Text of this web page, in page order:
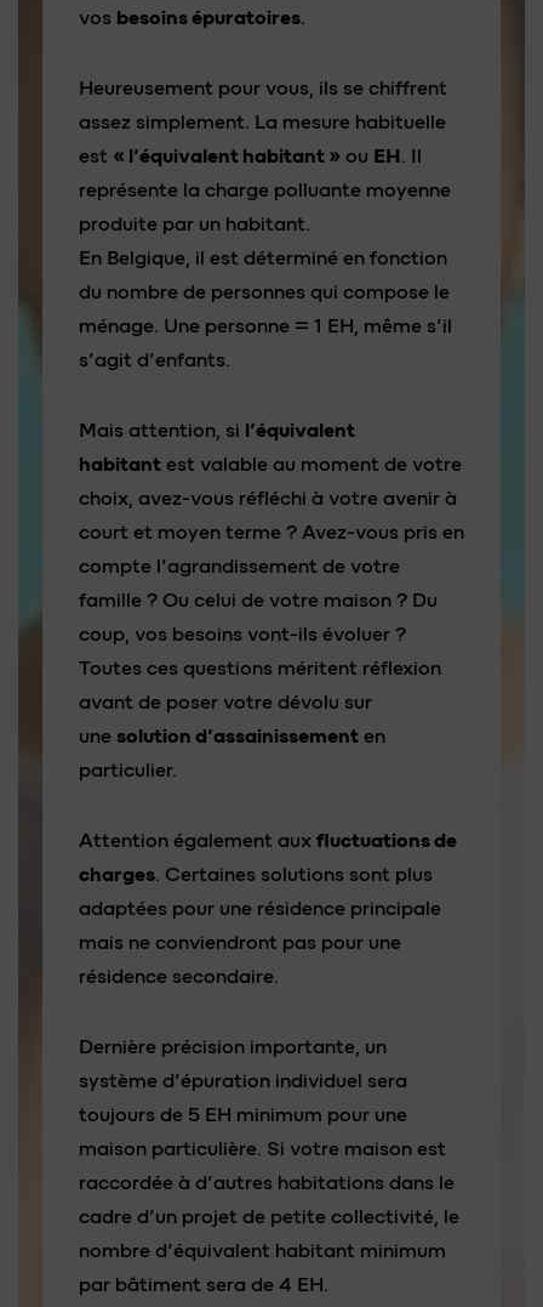
vos besoins épuratoires.
Heureusement pour vous, ils se chiffrent
assez simplement. La mesure habituelle
est « l’équivalent habitant » ou EH. Il
représente la charge polluante moyenne
produite par un habitant.
En Belgique, il est déterminé en fonction
du nombre de personnes qui compose le
ménage. Une personne = 1 EH, même s’il
s’agit d’enfants.
Mais attention, si l’équivalent
habitant est valable au moment de votre
choix, avez-vous réfléchi à votre avenir à
court et moyen terme ? Avez-vous pris en
compte l’agrandissement de votre
famille ? Ou celui de votre maison ? Du
coup, vos besoins vont-ils évoluer ?
Toutes ces questions méritent réflexion
avant de poser votre dévolu sur
une solution d’assainissement en
particulier.
Attention également aux fluctuations de
charges. Certaines solutions sont plus
adaptées pour une résidence principale
mais ne conviendront pas pour une
résidence secondaire.
Dernière précision importante, un
système d’épuration individuel sera
toujours de 5 EH minimum pour une
maison particulière. Si votre maison est
raccordée à d’autres habitations dans le
cadre d’un projet de petite collectivité, le
nombre d’équivalent habitant minimum
par bâtiment sera de 4 EH.